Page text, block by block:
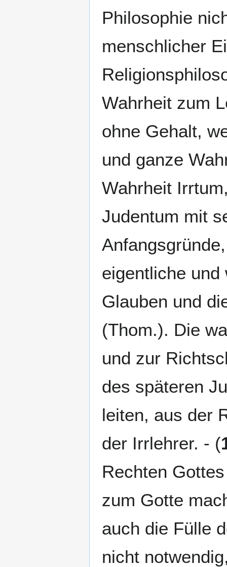
Philosophie
menschlicher
Wahrheit zum
ohne Gehalt,
und ganze
Wahrheit
Judentum mit
eigentliche
Glauben und
(Thom.). Die
und zur
des späteren
leiten, aus der
der Irrlehrer. - (
Rechten
zum Gotte
auch die Fülle
nicht